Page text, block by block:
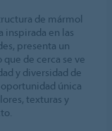
de mármol
inspirada en las
presenta un
de cerca se ve
y diversidad de
única
texturas y